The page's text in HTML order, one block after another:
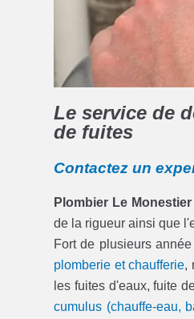
Le service de
de fuites
Contactez un
Plombier Le
de la rigueur ainsi que
Fort de plusieurs
plomberie et chaufferie,
les fuites d'eaux, fuite
cumulus (chauffe-eau,